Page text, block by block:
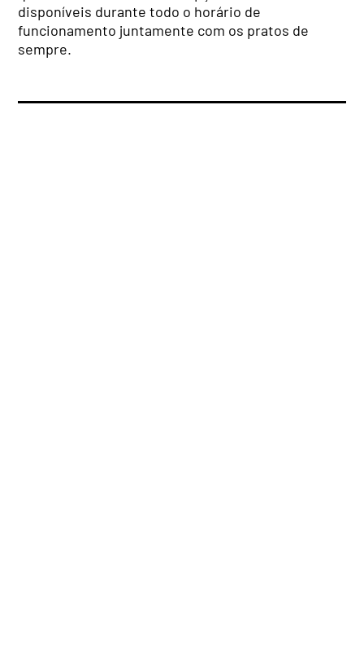
disponíveis durante todo o horário de
funcionamento juntamente com os pratos de
sempre.